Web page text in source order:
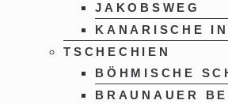
JAKOBSWEG
KANARISCHE
TSCHECHIEN
BÖHMISCHE
BRAUNAUER